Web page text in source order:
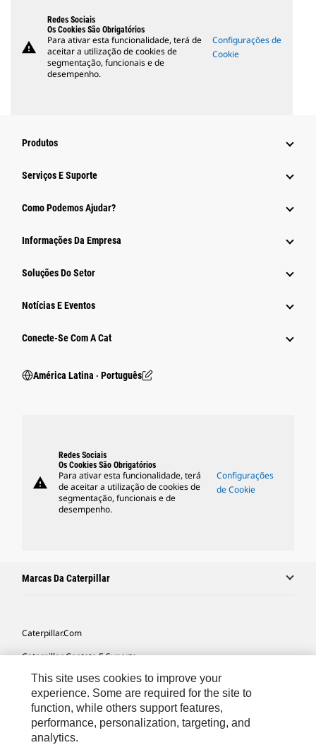
warning
Redes Sociais
Os Cookies São Obrigatórios
Para ativar esta funcionalidade, terá de
aceitar a utilização de cookies de
segmentação, funcionais e de
desempenho.
Configurações de
Cookie
Produtos
Serviços E Suporte
Como Podemos Ajudar?
Informações Da Empresa
Soluções Do Setor
Notícias E Eventos
Conecte-Se Com A Cat
América Latina ‧ Português
warning
Redes Sociais
Os Cookies São Obrigatórios
Para ativar esta funcionalidade, terá
de aceitar a utilização de cookies de
segmentação, funcionais e de
desempenho.
Configurações
de Cookie
Marcas Da Caterpillar
Caterpillar.com
Caterpillar Contato E Suporte
Minhas Preferências De Marketing
Mapa Do Local
Cookie Settings
This site uses cookies to improve your
experience. Some are required for the site to
function, while others support features,
performance, personalization, targeting, and
analytics.